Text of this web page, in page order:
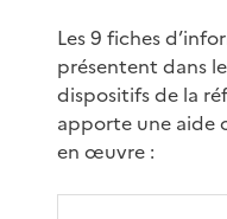
Les 9 fiches
présentent dans
dispositifs de la
apporte une aide
en œuvre :